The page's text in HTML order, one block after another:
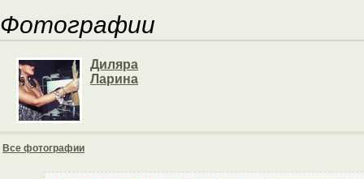
Фотографии
Диляра
Ларина
Все фотографии